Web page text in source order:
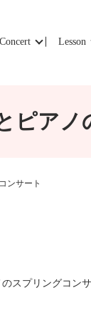
Concert Lesson
アノ
ンサート
スプリングコン